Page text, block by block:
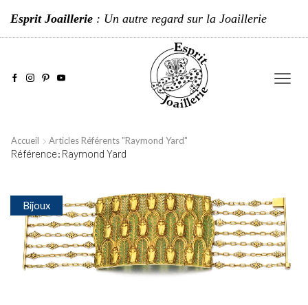
Esprit Joaillerie : Un autre regard sur la Joaillerie
Accueil Articles Référents "Raymond Yard"
Référence:Raymond Yard
Bijoux